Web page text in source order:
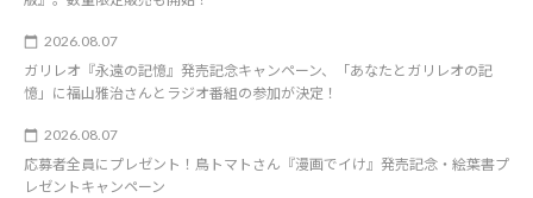
2026.08.07
ガリレオ『永遠の記憶』発売記念キャンペーン、「あなたとガリレオの記
憶」に福山雅治さんとラジオ番組の参加が決定！
2026.08.07
応募者全員にプレゼント！鳥トマトさん『漫画でイけ』発売記念・絵葉書プ
レゼントキャンペーン